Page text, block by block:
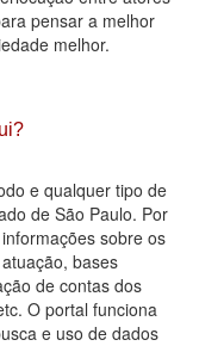
pensar a melhor
melhor.
e qualquer tipo de
de São Paulo. Por
sobre os
bases
de contas dos
O portal funciona
e uso de dados